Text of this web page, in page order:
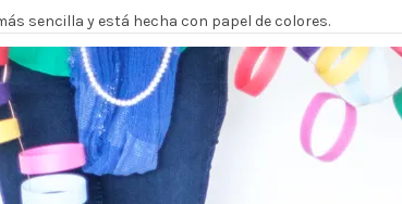
sencilla y está hecha con papel de colores.